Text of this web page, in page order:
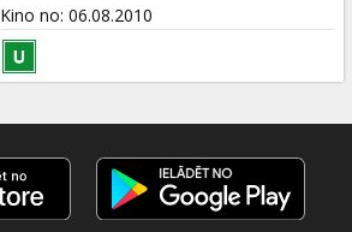
Kino no: 06.08.2010